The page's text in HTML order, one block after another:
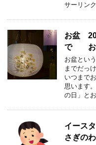
サーリンク
お盆
で お盆
お盆とい
までだっ
いつまで
思います
の日」と
イース
さぎの